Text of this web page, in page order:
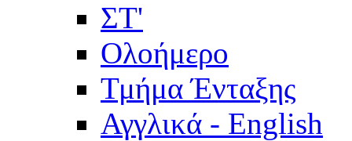
ΣΤ'
Ολοήμερο
Τμήμα Ένταξης
Αγγλικά - English